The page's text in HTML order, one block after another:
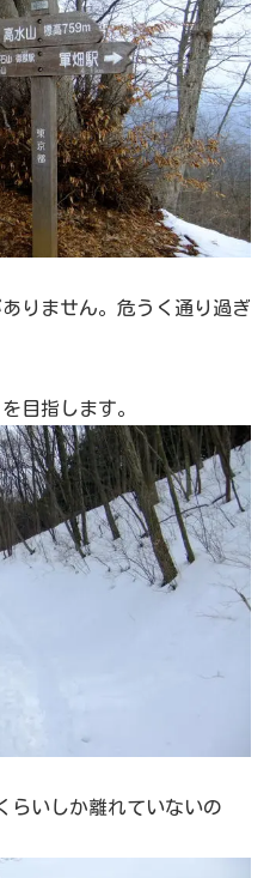
りません。危うく通り過ぎ
目指します。
らいしか離れていないの